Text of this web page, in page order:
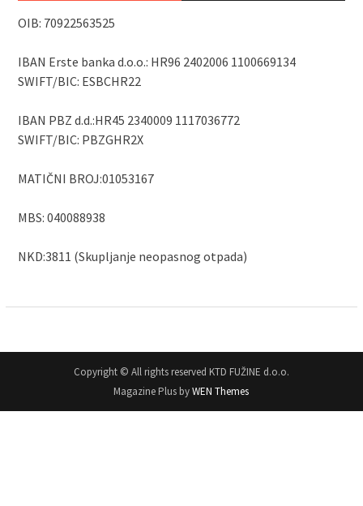
OIB: 70922563525
IBAN Erste banka d.o.o.: HR96 2402006 1100669134
SWIFT/BIC: ESBCHR22
IBAN PBZ d.d.:HR45 2340009 1117036772
SWIFT/BIC: PBZGHR2X
MATIČNI BROJ:01053167
MBS: 040088938
NKD:3811 (Skupljanje neopasnog otpada)
Copyright © All rights reserved KTD FUŽINE d.o.o.
Magazine Plus byWEN Themes